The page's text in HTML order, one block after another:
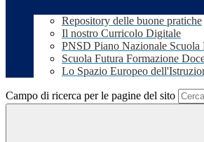
Repository delle buone pratiche
Il nostro Curricolo Digitale
PNSD Piano Nazionale Scuola
Scuola Futura Formazione
Lo Spazio Europeo
Campo di ricerca per le pagine del sito